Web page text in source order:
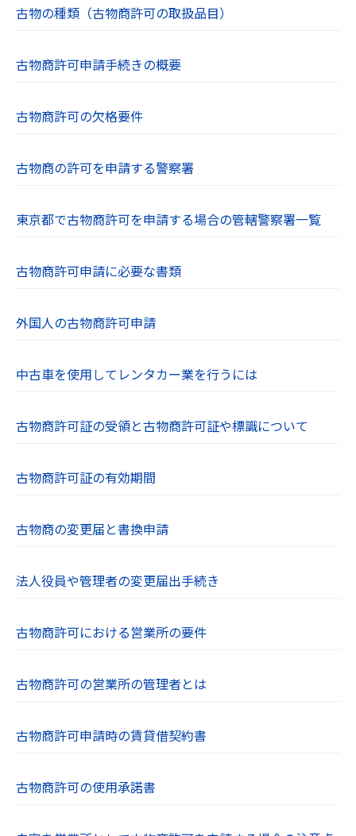
古物の種類（古物商許可の取扱品目）
古物商許可申請手続きの概要
古物商許可の欠格要件
古物商の許可を申請する警察署
東京都で古物商許可を申請する場合の管轄警察署一覧
古物商許可申請に必要な書類
外国人の古物商許可申請
中古車を使用してレンタカー業を行うには
古物商許可証の受領と古物商許可証や標識について
古物商許可証の有効期間
古物商の変更届と書換申請
法人役員や管理者の変更届出手続き
古物商許可における営業所の要件
古物商許可の営業所の管理者とは
古物商許可申請時の賃貸借契約書
古物商許可の使用承諾書